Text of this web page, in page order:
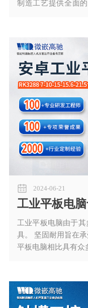
制造工艺提供全面
2024-06-21
工业平板电
工业平板电脑由于
具。 坚固耐用旨在
平板电脑相比具有众